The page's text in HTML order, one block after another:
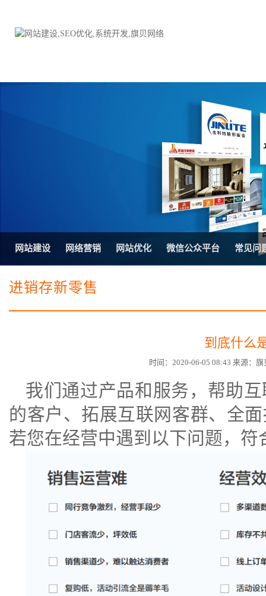
网站SEO优化
微信平台建设
电子商务商城建设
SSL证书
H5响应式网站建设方案
防伪防窜货系统
外贸多语言网站建设方
三级分销系统
网站推广优化方案
在线进销存管理
品牌加盟营销管理系统
营销型网站建设方案
网站建设 网络营销 网站优化 微信公众平台 常见问
进销存新零售
到底什么
时间：2020-06-05 08:43 来源：
我们通过产品和服务，帮助
的客户、拓展互联网客群、全
若您在经营中遇到以下问题，